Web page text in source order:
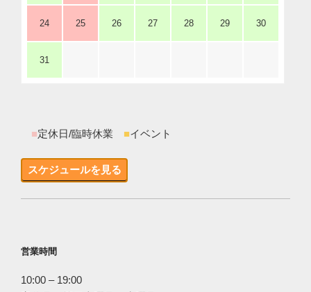
24 25 26 27 28 29 30
31
■定休日/臨時休業 ■イベント
スケジュールを見る
営業時間
10:00 – 19:00